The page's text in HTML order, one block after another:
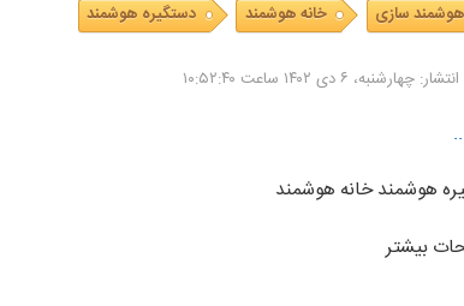
هوشمند سازی خانه هوشمند دستگیره هوشمند
چهارشنبه، ۶ دی ۱۴۰۲ ساعت ۱۰:۵۲:۴۰
هوشمند خانه هوشمند
بیشتر